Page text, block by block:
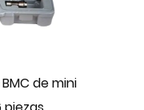
de mini